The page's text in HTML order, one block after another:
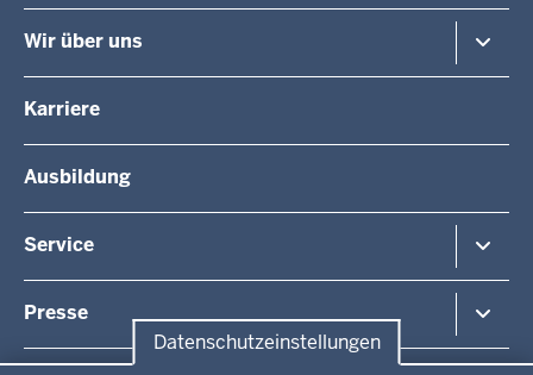
Datenschutzeinstellungen
der
Fußzeile
Gesundheit und Soziales
Umwelt und Naturschutz
Arbeitsschutz
Fördermittel
Wir über uns
Organisationsstruktur
Unsere Aufgaben
Integration
Karriere
Ausbildung
Service
Presse
Pressemitteilung suchen